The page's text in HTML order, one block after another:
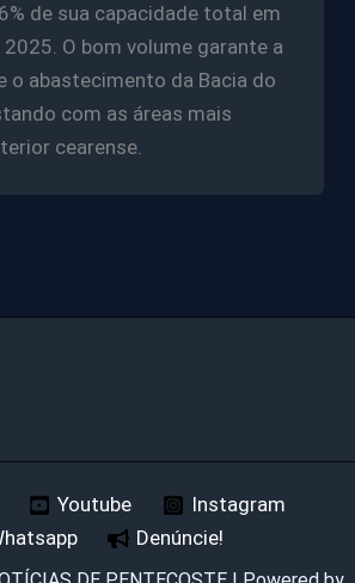
de sua capacidade total em
O bom volume garante a
o abastecimento da Bacia do
com as áreas mais
cearense.
Youtube
Instagram
Denúncie!